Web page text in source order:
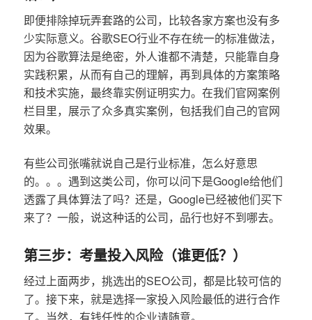
即便排除掉玩弄套路的公司，比较各家方案也没有多
少实际意义。谷歌SEO行业不存在统一的标准做法，
因为谷歌算法是绝密，外人谁都不清楚，只能靠自身
实践积累，从而有自己的理解，再到具体的方案策略
和技术实施，最终靠实例证明实力。在我们官网案例
栏目里，展示了众多真实案例，包括我们自己的官网
效果。
有些公司张嘴就说自己是行业标准，怎么好意思
的。。。遇到这类公司，你可以问下是Google给他们
透露了具体算法了吗？还是，Google已经被他们买下
来了？一般，说这种话的公司，品行也好不到哪去。
第三步：考量投入风险（谁更低？）
经过上面两步，挑选出的SEO公司，都是比较可信的
了。接下来，就是选择一家投入风险最低的进行合作